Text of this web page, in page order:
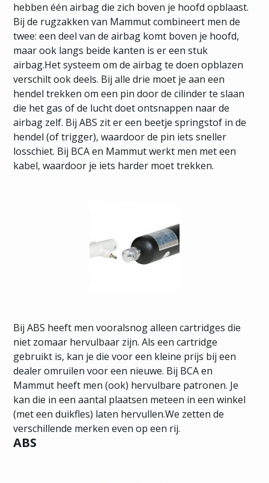
hebben één airbag die zich boven je hoofd opblaast.
Bij de rugzakken van Mammut combineert men de
twee: een deel van de airbag komt boven je hoofd,
maar ook langs beide kanten is er een stuk
airbag.Het systeem om de airbag te doen opblazen
verschilt ook deels. Bij alle drie moet je aan een
hendel trekken om een pin door de cilinder te slaan
die het gas of de lucht doet ontsnappen naar de
airbag zelf. Bij ABS zit er een beetje springstof in de
hendel (of trigger), waardoor de pin iets sneller
losschiet. Bij BCA en Mammut werkt men met een
kabel, waardoor je iets harder moet trekken.
Bij ABS heeft men vooralsnog alleen cartridges die
niet zomaar hervulbaar zijn. Als een cartridge
gebruikt is, kan je die voor een kleine prijs bij een
dealer omruilen voor een nieuwe. Bij BCA en
Mammut heeft men (ook) hervulbare patronen. Je
kan die in een aantal plaatsen meteen in een winkel
(met een duikfles) laten hervullen.We zetten de
verschillende merken even op een rij.
ABS